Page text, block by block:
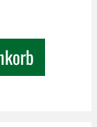
ein oder
Riserva